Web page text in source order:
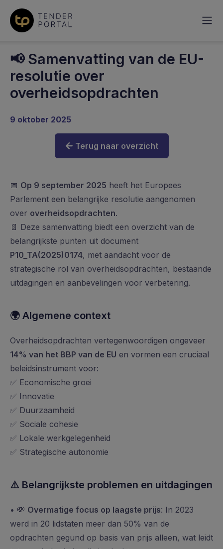
📢 Samenvatting van de EU-
resolutie over
overheidsopdrachten
9 oktober 2025
Terug naar overzicht
📅 Op 9 september 2025 heeft het Europees
Parlement een belangrijke resolutie aangenomen
over overheidsopdrachten.
📄 Deze samenvatting biedt een overzicht van de
belangrijkste punten uit document
P10_TA(2025)0174, met aandacht voor de
strategische rol van overheidsopdrachten, bestaande
uitdagingen en aanbevelingen voor verbetering.
🌍 Algemene context
Overheidsopdrachten vertegenwoordigen ongeveer
14% van het BBP van de EU en vormen een cruciaal
beleidsinstrument voor:
✅ Economische groei
✅ Innovatie
✅ Duurzaamheid
✅ Sociale cohesie
✅ Lokale werkgelegenheid
✅ Strategische autonomie
⚠️ Belangrijkste problemen en uitdagingen
• 💸 Overmatige focus op laagste prijs: In 2023
werd in 20 lidstaten meer dan 50% van de
opdrachten gegund op basis van prijs alleen, wat leidt